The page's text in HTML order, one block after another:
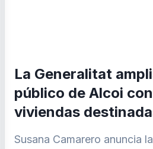
La Generalitat
público de Alcoi
viviendas
Susana Camarero anuncia